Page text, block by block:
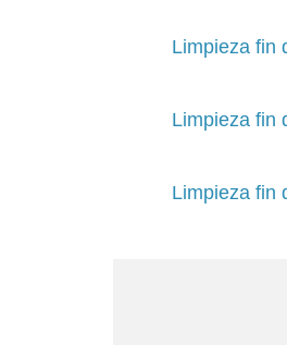
Limpieza fin
Limpieza fin
Limpieza fin